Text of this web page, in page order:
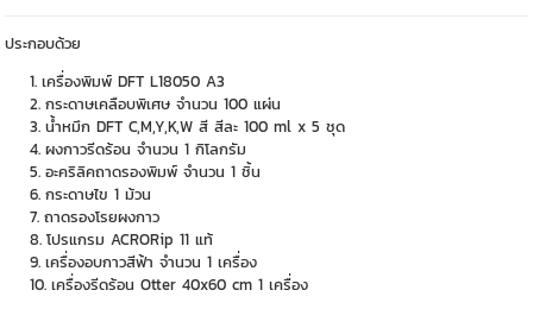
ประกอบด้วย
เครื่องพิมพ์ DFT L18050 A3
กระดาษเคลือบพิเศษ จำนวน 100 แผ่น
น้ำหมึก DFT C,M,Y,K,W สี สีละ 100 ml x 5 ชุด
ผงกาวรีดร้อน จำนวน 1 กิโลกรัม
อะคริลิคถาดรองพิมพ์ จำนวน 1 ชิ้น
กระดาษไข 1 ม้วน
ถาดรองโรยผงกาว
โปรแกรม ACRORip 11 แท้
เครื่องอบกาวสีฟ้า จำนวน 1 เครื่อง
เครื่องรีดร้อน Otter 40x60 cm 1 เครื่อง